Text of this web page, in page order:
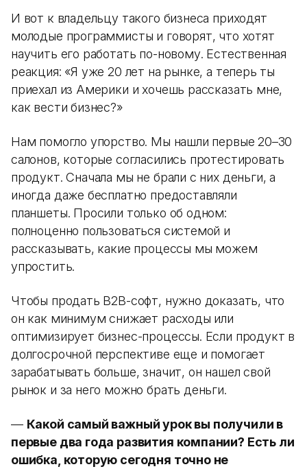
И вот к владельцу такого бизнеса приходят
молодые программисты и говорят, что хотят
научить его работать по-новому. Естественная
реакция: «Я уже 20 лет на рынке, а теперь ты
приехал из Америки и хочешь рассказать мне,
как вести бизнес?»
Нам помогло упорство. Мы нашли первые 20–30
салонов, которые согласились протестировать
продукт. Сначала мы не брали с них деньги, а
иногда даже бесплатно предоставляли
планшеты. Просили только об одном:
полноценно пользоваться системой и
рассказывать, какие процессы мы можем
упростить.
Чтобы продать B2B-софт, нужно доказать, что
он как минимум снижает расходы или
оптимизирует бизнес-процессы. Если продукт в
долгосрочной перспективе еще и помогает
зарабатывать больше, значит, он нашел свой
рынок и за него можно брать деньги.
— Какой самый важный урок вы получили в
первые два года развития компании? Есть ли
ошибка, которую сегодня точно не